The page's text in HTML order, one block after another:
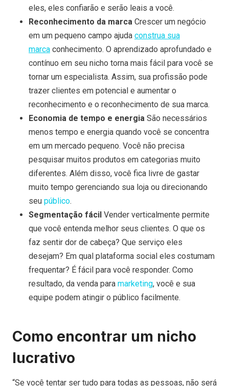
eles, eles confiarão e serão leais a você.
Reconhecimento da marca Crescer um negócio
em um pequeno campo ajuda construa sua
marca conhecimento. O aprendizado aprofundado e
contínuo em seu nicho torna mais fácil para você se
tornar um especialista. Assim, sua profissão pode
trazer clientes em potencial e aumentar o
reconhecimento e o reconhecimento de sua marca.
Economia de tempo e energia São necessários
menos tempo e energia quando você se concentra
em um mercado pequeno. Você não precisa
pesquisar muitos produtos em categorias muito
diferentes. Além disso, você fica livre de gastar
muito tempo gerenciando sua loja ou direcionando
seu público.
Segmentação fácil Vender verticalmente permite
que você entenda melhor seus clientes. O que os
faz sentir dor de cabeça? Que serviço eles
desejam? Em qual plataforma social eles costumam
frequentar? É fácil para você responder. Como
resultado, da venda para marketing, você e sua
equipe podem atingir o público facilmente.
Como encontrar um nicho
lucrativo
“Se você tentar ser tudo para todas as pessoas, não será